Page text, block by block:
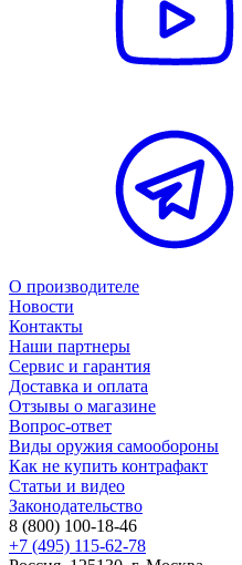
О производителе
Новости
Контакты
Наши партнеры
Сервис и гарантия
Доставка и оплата
Отзывы о магазине
Вопрос-ответ
Виды оружия самообороны
Как не купить контрафакт
Статьи и видео
Законодательство
8 (800) 100-18-46
+7 (495) 115-62-78